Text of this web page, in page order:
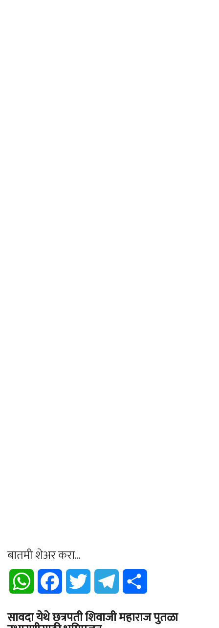
बातमी शेअर करा...
WhatsApp Facebook Twitter Telegram
सावदा येथे छत्रपती शिवाजी महाराज पुतळा